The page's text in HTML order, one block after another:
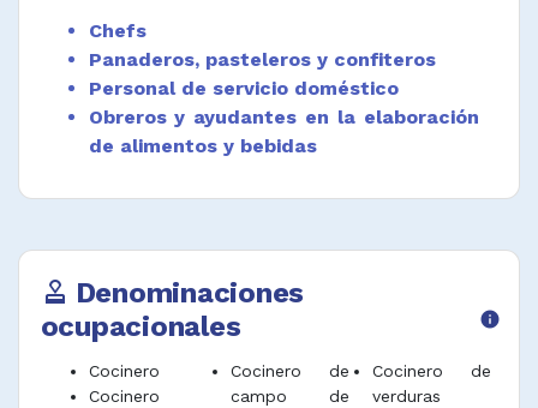
Chefs
Panaderos, pasteleros y confiteros
Personal de servicio doméstico
Obreros y ayudantes en la elaboración
de alimentos y bebidas
approval Denominaciones
ocupacionales
info
Cocinero
Cocinero
Cocinero de
campo de
Cocinero de
verduras